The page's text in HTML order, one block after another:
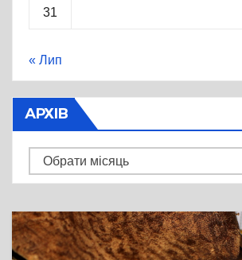
31
« Лип
АРХІВ
Архів